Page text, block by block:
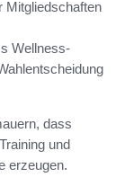
Mitgliedschaften
Wellness-
dass
und
erzeugen.